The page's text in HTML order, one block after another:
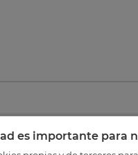
es importante para